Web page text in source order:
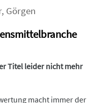
, Görgen
Titel leider nicht mehr
macht immer der